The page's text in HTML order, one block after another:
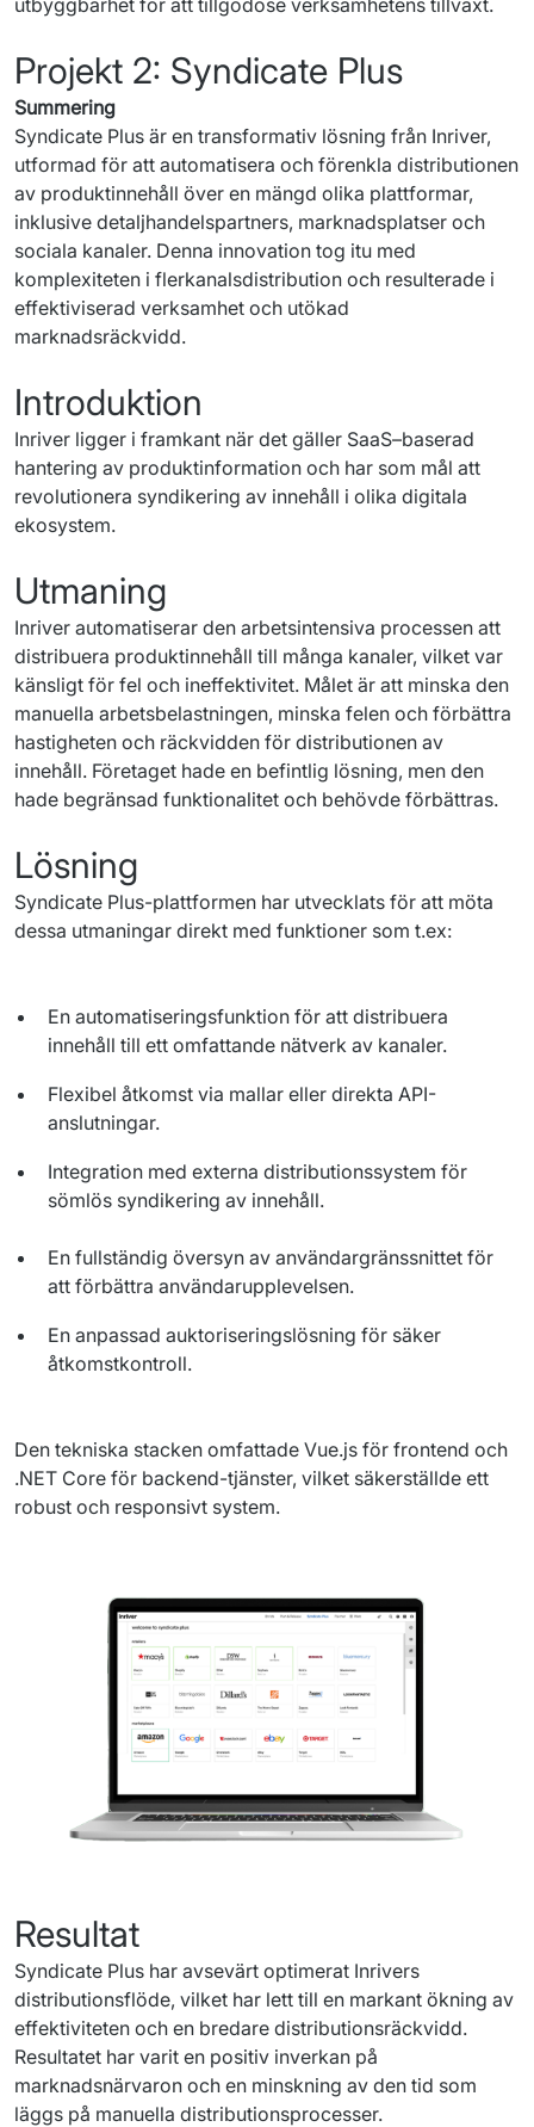
utbyggbarhet för att tillgodose verksamhetens tillväxt.
Projekt 2: Syndicate Plus
Summering
Syndicate Plus är en transformativ lösning från Inriver
utformad för att automatisera och förenkla distributionen
av produktinnehåll över en mängd olika plattformar
inklusive detaljhandelspartners, marknadsplatser och
sociala kanaler. Denna innovation tog itu
komplexiteten i flerkanalsdistribution och resulterade i
effektiviserad verksamhet och utökad
marknadsräckvidd.
Introduktion
Inriver ligger i framkant när det gäller SaaS–baserad
hantering av produktinformation och har som mål att
revolutionera syndikering av innehåll i olika digitala
ekosystem.
Utmaning
Inriver automatiserar den arbetsintensiva processen att
distribuera produktinnehåll till många kanaler, vilket
känsligt för fel och ineffektivitet. Målet är att minska
manuella arbetsbelastningen, minska felen och förbättra
hastigheten och räckvidden för distributionen
innehåll. Företaget hade en befintlig lösning, men den
hade begränsad funktionalitet och behövde förbättras.
Lösning
Syndicate Plus-plattformen har utvecklats för att möta
dessa utmaningar direkt med funktioner som t.ex:
En automatiseringsfunktion för att distribuera
innehåll till ett omfattande nätverk av kanaler.
Flexibel åtkomst via mallar eller direkta API-
anslutningar.
Integration med externa distributionssystem för
sömlös syndikering av innehåll.
En fullständig översyn av användargränssnittet för
att förbättra användarupplevelsen.
En anpassad auktoriseringslösning för säker
åtkomstkontroll.
Den tekniska stacken omfattade Vue.js för frontend och
.NET Core för backend-tjänster, vilket säkerställde ett
robust och responsivt system.
Resultat
Syndicate Plus har avsevärt optimerat Inrivers
distributionsflöde, vilket har lett till en markant ökning
effektiviteten och en bredare distributionsräckvidd
Resultatet har varit en positiv inverkan på
marknadsnärvaron och en minskning av den tid som
läggs på manuella distributionsprocesser.